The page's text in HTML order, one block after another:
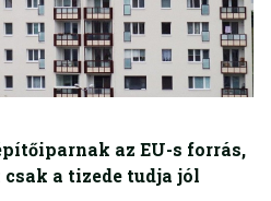
az EU-s forrás,
a tizede tudja jól